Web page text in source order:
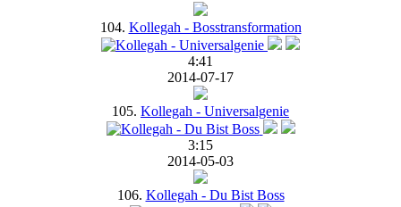
104. Kollegah - Bosstransformation
4:41
2014-07-17
105. Kollegah - Universalgenie
3:15
2014-05-03
106. Kollegah - Du Bist Boss